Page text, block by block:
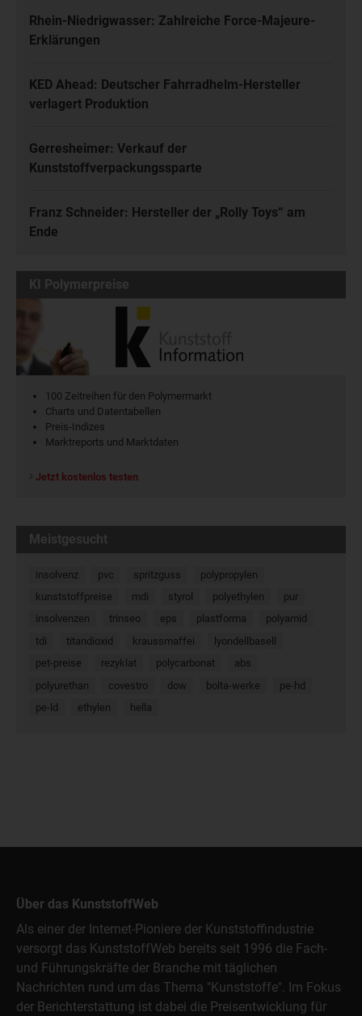
Rhein-Niedrigwasser: Zahlreiche Force-Majeure-
Erklärungen
KED Ahead: Deutscher Fahrradhelm-Hersteller
verlagert Produktion
Gerresheimer: Verkauf der
Kunststoffverpackungssparte
Franz Schneider: Hersteller der „Rolly Toys“ am
Ende
KI Polymerpreise
100 Zeitreihen für den Polymermarkt
Charts und Datentabellen
Preis-Indizes
Marktreports und Marktdaten
Jetzt kostenlos testen
Meistgesucht
insolvenz pvc spritzguss
polypropylen
kunststoffpreise
mdi styrol polyethylen
pur
insolvenzen
trinseo eps plastforma
polyamid
tdi
titandioxid kraussmaffei
lyondellbasell
pet-preise
rezyklat polycarbonat
abs
polyurethan
covestro dow bolta-werke
pe-hd
pe-ld
ethylen hella
Über das KunststoffWeb
Als einer der Internet-Pioniere der Kunststoffindustrie
versorgt das KunststoffWeb bereits seit 1996 die Fach-
und Führungskräfte der Branche mit täglichen
Nachrichten rund um das Thema "Kunststoffe". Im Fokus
der Berichterstattung ist dabei die Preisentwicklung für